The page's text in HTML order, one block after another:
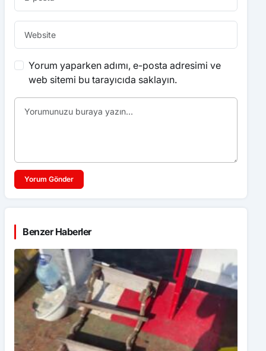
Yorum yaparken adımı, e-posta adresimi ve
web sitemi bu tarayıcıda saklayın.
Benzer Haberler
Dron saldırısında Türk mürettebatın yaralandığı gemi